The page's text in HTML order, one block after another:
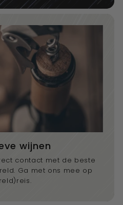
wijnen
contact met de beste
Ga met ons mee op